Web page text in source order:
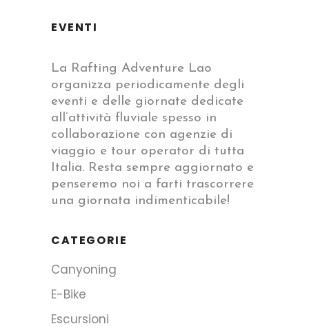
EVENTI
La Rafting Adventure Lao
organizza periodicamente degli
eventi e delle giornate dedicate
all’attività fluviale spesso in
collaborazione con agenzie di
viaggio e tour operator di tutta
Italia. Resta sempre aggiornato e
penseremo noi a farti trascorrere
una giornata indimenticabile!
CATEGORIE
Canyoning
E-Bike
Escursioni